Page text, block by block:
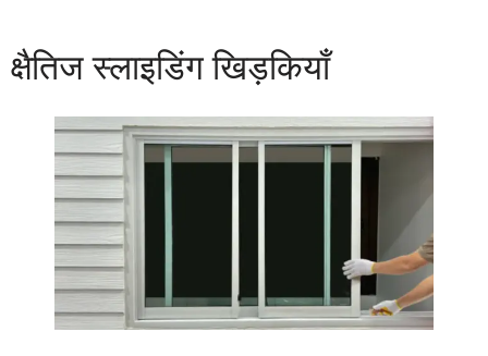
क्षैतिज स्लाइडिंग खिड़कियाँ